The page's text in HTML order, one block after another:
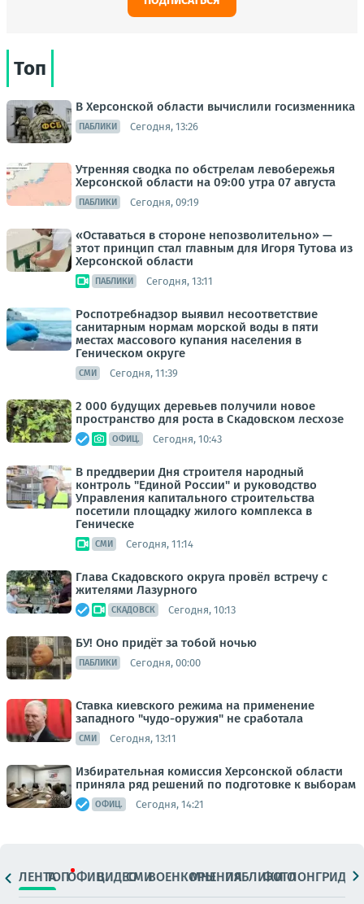
Топ
В Херсонской области вычислили госизменника
ПАБЛИКИ Сегодня, 13:26
Утренняя сводка по обстрелам левобережья
Херсонской области на 09:00 утра 07 августа
ПАБЛИКИ Сегодня, 09:19
«Оставаться в стороне непозволительно» —
этот принцип стал главным для Игоря Тутова из
Херсонской области
ПАБЛИКИ Сегодня, 13:11
Роспотребнадзор выявил несоответствие
санитарным нормам морской воды в пяти
местах массового купания населения в
Геническом округе
СМИ Сегодня, 11:39
2 000 будущих деревьев получили новое
пространство для роста в Скадовском лесхозе
ОФИЦ. Сегодня, 10:43
В преддверии Дня строителя народный
контроль "Единой России" и руководство
Управления капитального строительства
посетили площадку жилого комплекса в
Геническе
СМИ Сегодня, 11:14
Глава Скадовского округа провёл встречу с
жителями Лазурного
СКАДОВСК Сегодня, 10:13
БУ! Оно придёт за тобой ночью
ПАБЛИКИ Сегодня, 00:00
Ставка киевского режима на применение
западного "чудо-оружия" не сработала
СМИ Сегодня, 13:11
Избирательная комиссия Херсонской области
приняла ряд решений по подготовке к выборам
ОФИЦ. Сегодня, 14:21
ЛЕНТАТОПОФИЦ.ВИДЕОСМИВОЕНКОРЫМНЕНИЯПАБЛИКИ
ФОТОЛОНГРИДЫ